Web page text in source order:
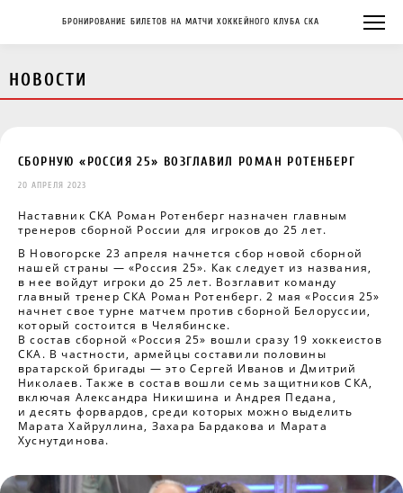
БРОНИРОВАНИЕ БИЛЕТОВ НА МАТЧИ ХОККЕЙНОГО КЛУБА СКА
НОВОСТИ
СБОРНУЮ «РОССИЯ 25» ВОЗГЛАВИЛ РОМАН РОТЕНБЕРГ
20 АПРЕЛЯ 2023
Наставник СКА Роман Ротенберг назначен главным
тренеров сборной России для игроков до 25 лет.
В Новогорске 23 апреля начнется сбор новой сборной
нашей страны — «Россия 25». Как следует из названия,
в нее войдут игроки до 25 лет. Возглавит команду
главный тренер СКА Роман Ротенберг. 2 мая «Россия 25»
начнет свое турне матчем против сборной Белоруссии,
который состоится в Челябинске.
В состав сборной «Россия 25» вошли сразу 19 хоккеистов
СКА. В частности, армейцы составили половины
вратарской бригады — это Сергей Иванов и Дмитрий
Николаев. Также в состав вошли семь защитников СКА,
включая Александра Никишина и Андрея Педана,
и десять форвардов, среди которых можно выделить
Марата Хайруллина, Захара Бардакова и Марата
Хуснутдинова.